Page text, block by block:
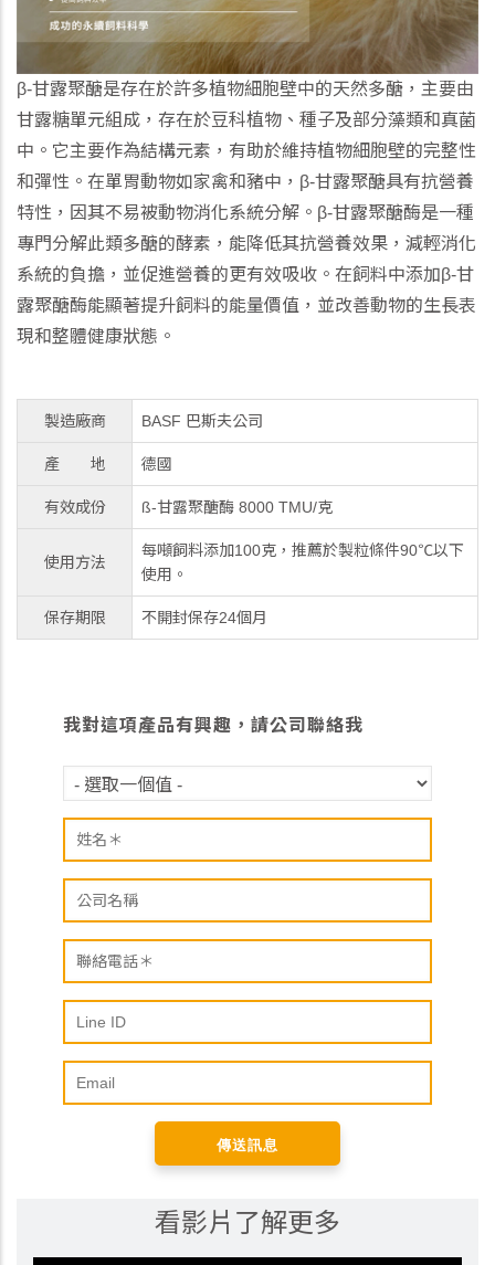
β-甘露聚醣是存在於許多植物細胞壁中的天然多醣，主要由
甘露糖單元組成，存在於豆科植物、種子及部分藻類和真菌
中。它主要作為結構元素，有助於維持植物細胞壁的完整性
和彈性。在單胃動物如家禽和豬中，β-甘露聚醣具有抗營養
特性，因其不易被動物消化系統分解。β-甘露聚醣酶是一種
專門分解此類多醣的酵素，能降低其抗營養效果，減輕消化
系統的負擔，並促進營養的更有效吸收。在飼料中添加β-甘
露聚醣酶能顯著提升飼料的能量價值，並改善動物的生長表
現和整體健康狀態。
製造廠商 BASF 巴斯夫公司
產 地 德國
有效成份 ß-甘露聚醣酶 8000 TMU/克
使用方法
每噸飼料添加100克，推薦於製粒條件90℃以下
使用。
保存期限 不開封保存24個月
我對這項產品有興趣，請公司聯絡我
看影片了解更多